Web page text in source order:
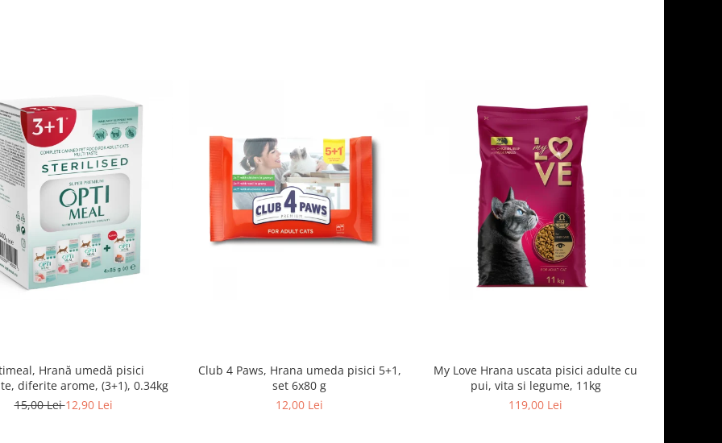
Hrană umedă pisici
diferite arome, (3+1), 0.34kg
15,00 Lei12,90 Lei
Club 4 Paws, Hrana umeda pisici 5+1,
set 6x80 g
12,00 Lei
My Love Hrana uscata pisici adulte cu
pui, vita si legume, 11kg
119,00 Lei